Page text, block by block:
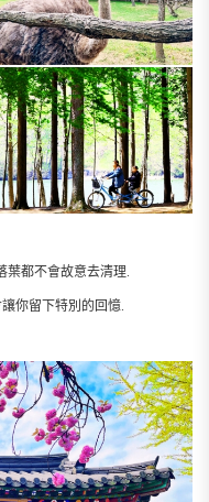
葉都不會故意去清理.
你留下特別的回憶.